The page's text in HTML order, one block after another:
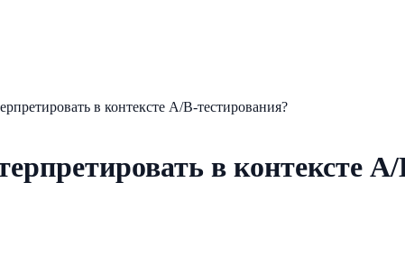
в контексте A/B-тестирования?
в контексте